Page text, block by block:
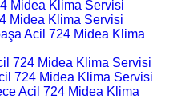
Midea Klima Servisi
Midea Klima Servisi
Acil 724 Midea Klima
724 Midea Klima Servisi
724 Midea Klima Servisi
Acil 724 Midea Klima